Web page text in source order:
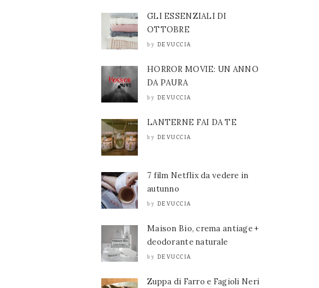
GLI ESSENZIALI DI
OTTOBRE
by DEVUCCIA
HORROR MOVIE: UN ANNO
DA PAURA
by DEVUCCIA
LANTERNE FAI DA TE
by DEVUCCIA
7 film Netflix da vedere in
autunno
by DEVUCCIA
Maison Bio, crema antiage +
deodorante naturale
by DEVUCCIA
Zuppa di Farro e Fagioli Neri